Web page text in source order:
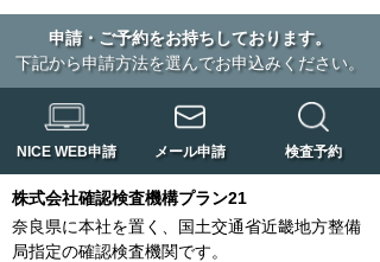
申請・ご予約をお持ちしております。
下記から申請方法を選んでお申込みください。
NICE WEB申請 メール申請 検査予約
株式会社確認検査機構プラン21
奈良県に本社を置く、国土交通省近畿地方整備
局指定の確認検査機関です。